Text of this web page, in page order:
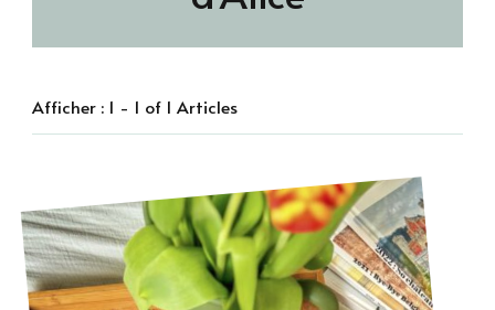
Afficher : 1 - 1 of 1 Articles